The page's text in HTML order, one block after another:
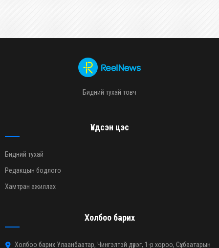
Бидний тухай товч
Үндсэн цэс
Бидний тухай
Редакцын бодлого
Хамтран ажиллах
Холбоо барих
Холбоо барих Улаанбаатар, Чингэлтэй дүүрэг, 1-р хороо, Сүхбаатарын